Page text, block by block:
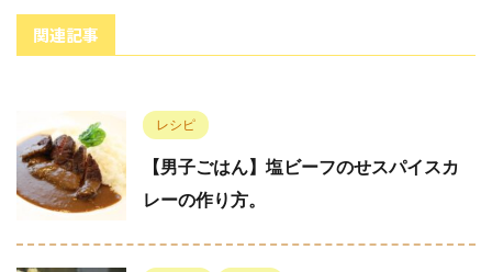
関連記事
レシピ
【男子ごはん】塩ビーフのせスパイスカ
レーの作り方。